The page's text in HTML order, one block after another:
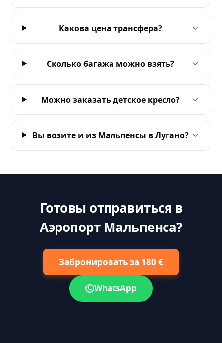
Какова цена трансфера?
Сколько багажа можно взять?
Можно заказать детское кресло?
Вы возите и из Мальпенсы в Лугано?
Готовы отправиться в
Аэропорт Мальпенса?
Забронировать за 180 €
WhatsApp